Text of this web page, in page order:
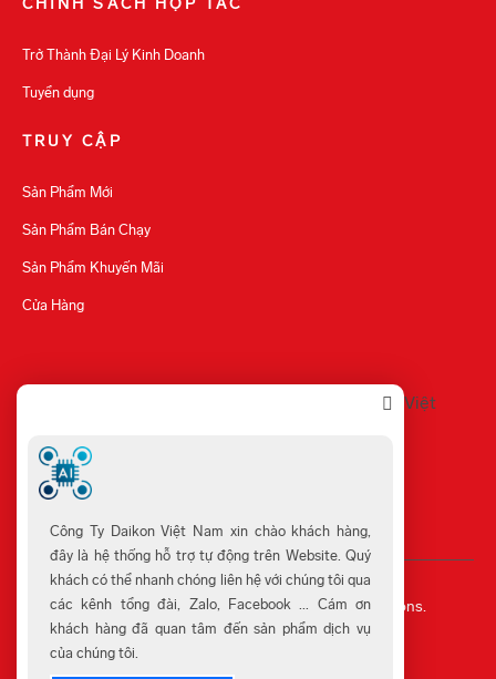
Công Ty Daikon Việt Nam xin chào khách hàng,
đây là hệ thống hỗ trợ tự động trên Website. Quý
khách có thể nhanh chóng liên hệ với chúng tôi qua
các kênh tổng đài, Zalo, Facebook ... Cám ơn
khách hàng đã quan tâm đến sản phẩm dịch vụ
của chúng tôi.
CHÍNH SÁCH HỢP TÁC
Trở Thành Đại Lý Kinh Doanh
Tuyển dụng
TRUY CẬP
Sản Phẩm Mới
Sản Phẩm Bán Chạy
Sản Phẩm Khuyến Mãi
Cửa Hàng
©2023 ©.Developed ByWemetrics.
Wemetrics Is Product Of 3T Software And Solutions.
Trang chủ